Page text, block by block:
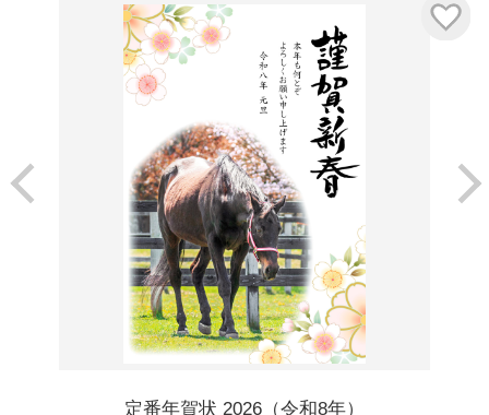
定番年賀状 2026（令和8年）